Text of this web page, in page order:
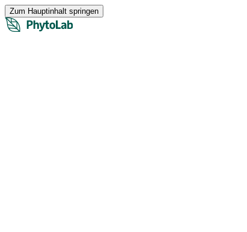
Zum Hauptinhalt springen